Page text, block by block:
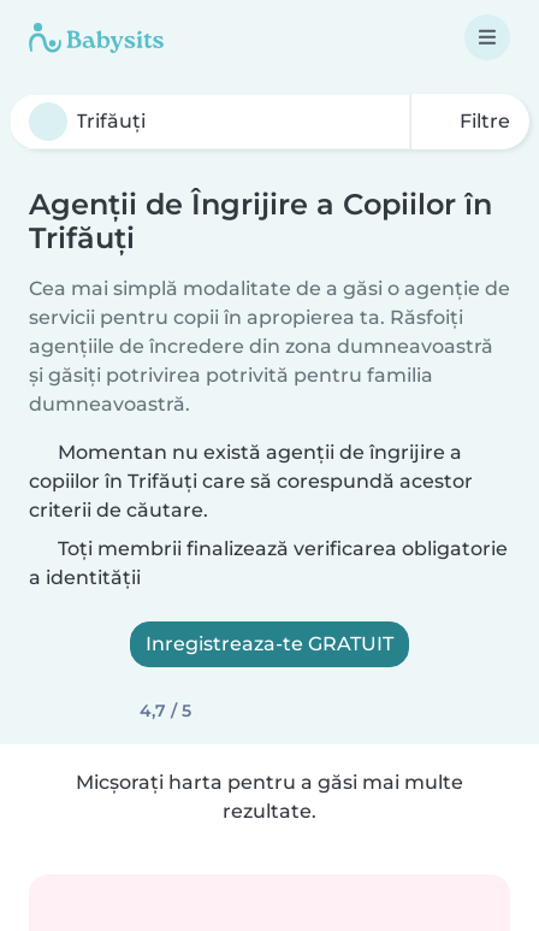
Filtre
Agenții de Îngrijire a Copiilor în
Trifăuţi
Cea mai simplă modalitate de a găsi o agenție de
servicii pentru copii în apropierea ta. Răsfoiți
agențiile de încredere din zona dumneavoastră
și găsiți potrivirea potrivită pentru familia
dumneavoastră.
Momentan nu există agenții de îngrijire a
copiilor în Trifăuţi care să corespundă acestor
criterii de căutare.
Toți membrii finalizează verificarea obligatorie
a identității
Inregistreaza-te GRATUIT
4,7 / 5
Micșorați harta pentru a găsi mai multe
rezultate.